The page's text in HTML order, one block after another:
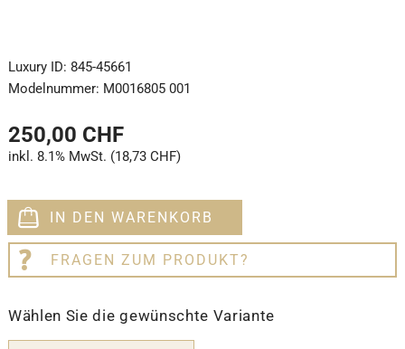
Luxury ID: 845-45661
Modelnummer: M0016805 001
250,00 CHF
inkl. 8.1% MwSt. (18,73 CHF)
IN DEN WARENKORB
FRAGEN ZUM PRODUKT?
Wählen Sie die gewünschte Variante